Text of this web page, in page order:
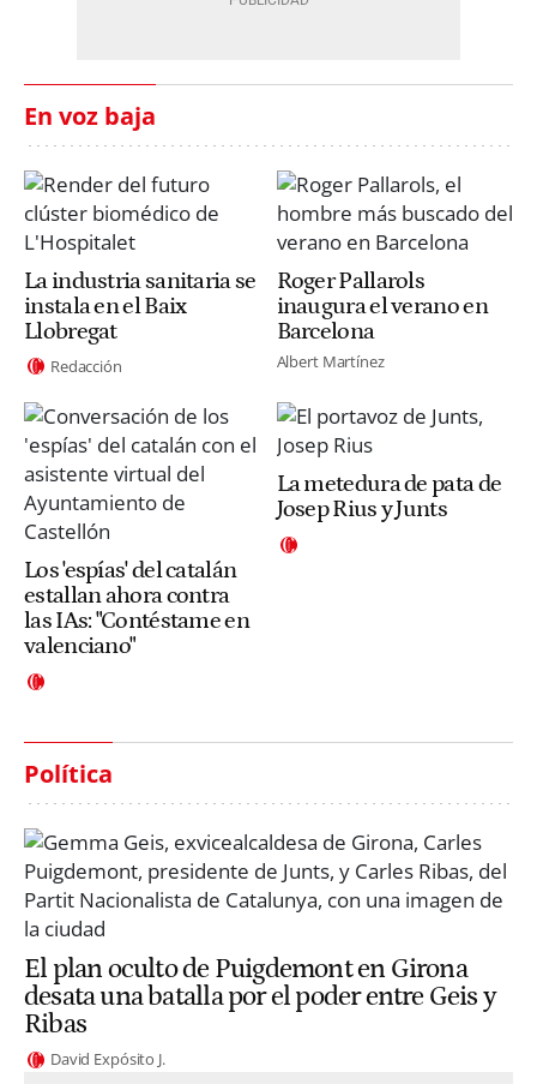
En voz baja
La industria sanitaria se
instala en el Baix
Llobregat
Redacción
Roger Pallarols
inaugura el verano en
Barcelona
Albert Martínez
Los 'espías' del catalán
estallan ahora contra
las IAs: "Contéstame en
valenciano"
La metedura de pata de
Josep Rius y Junts
Política
El plan oculto de Puigdemont en Girona
desata una batalla por el poder entre Geis y
Ribas
David Expósito J.